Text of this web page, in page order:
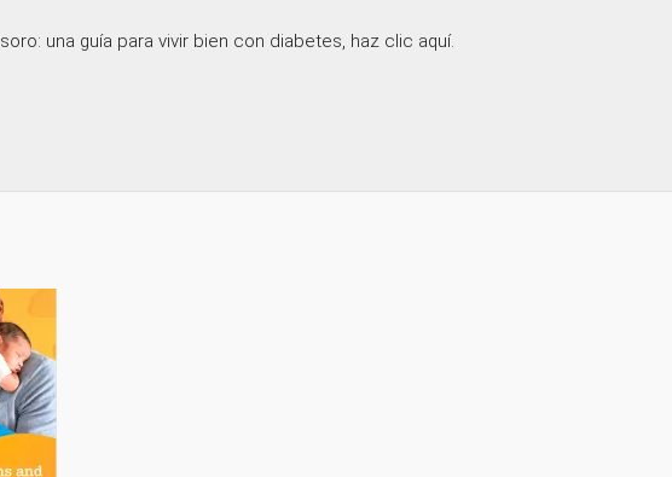
una guía para vivir bien con diabetes, haz clic aquí.